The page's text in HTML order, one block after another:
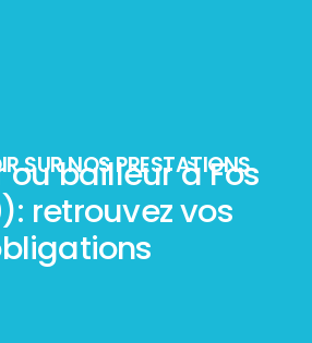
SUR NOS PRESTATIONS
bailleur à Fos
retrouvez vos